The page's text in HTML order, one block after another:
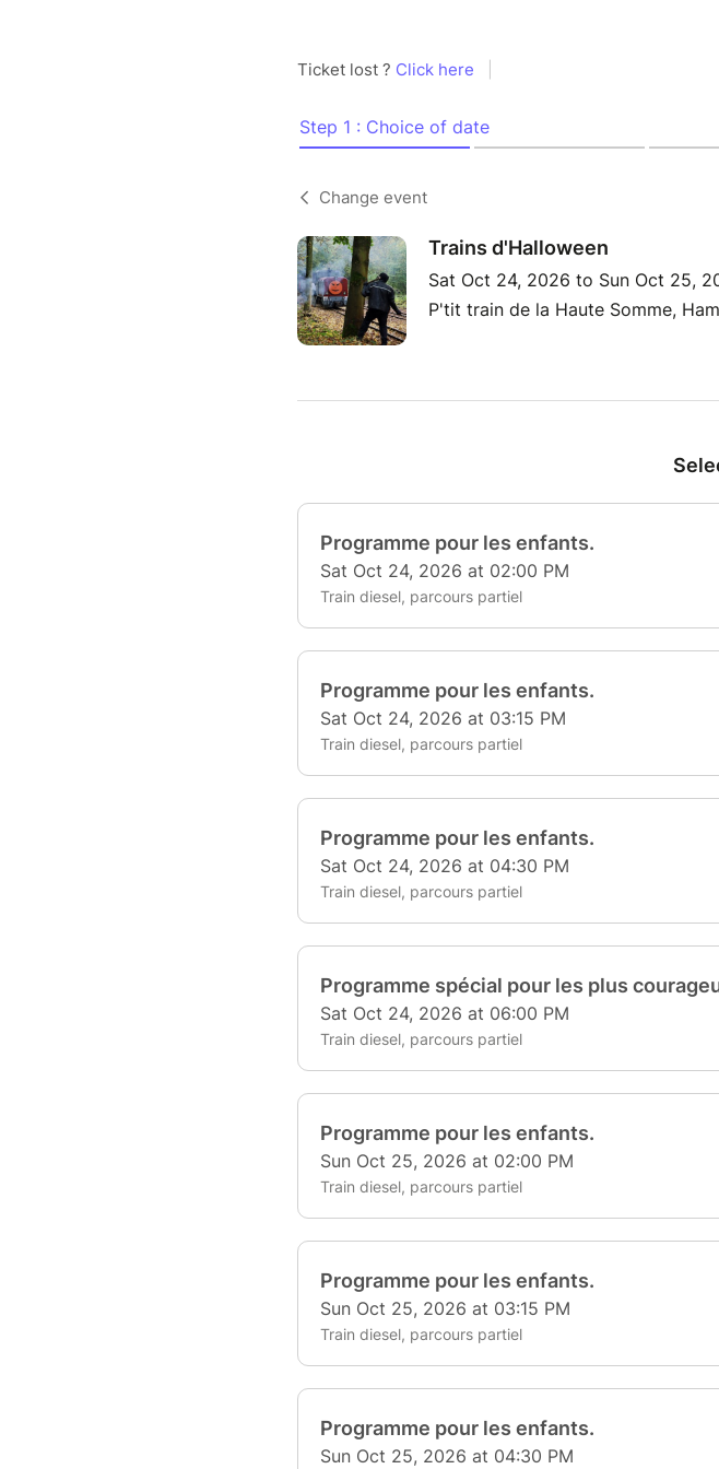
Ticket lost ? Click here
Step 1 : Choice of date
Change event
Trains d'Halloween
Sat Oct 24, 2026 to Sun Oct 25,
P'tit train de la Haute Somme,
Programme pour les enfants.
Sat Oct 24, 2026 at 02:00 PM
Train diesel, parcours partiel
Programme pour les enfants.
Sat Oct 24, 2026 at 03:15 PM
Train diesel, parcours partiel
Programme pour les enfants.
Sat Oct 24, 2026 at 04:30 PM
Train diesel, parcours partiel
Programme spécial pour les plus
Sat Oct 24, 2026 at 06:00 PM
Train diesel, parcours partiel
Programme pour les enfants.
Sun Oct 25, 2026 at 02:00 PM
Train diesel, parcours partiel
Programme pour les enfants.
Sun Oct 25, 2026 at 03:15 PM
Train diesel, parcours partiel
Programme pour les enfants.
Sun Oct 25, 2026 at 04:30 PM